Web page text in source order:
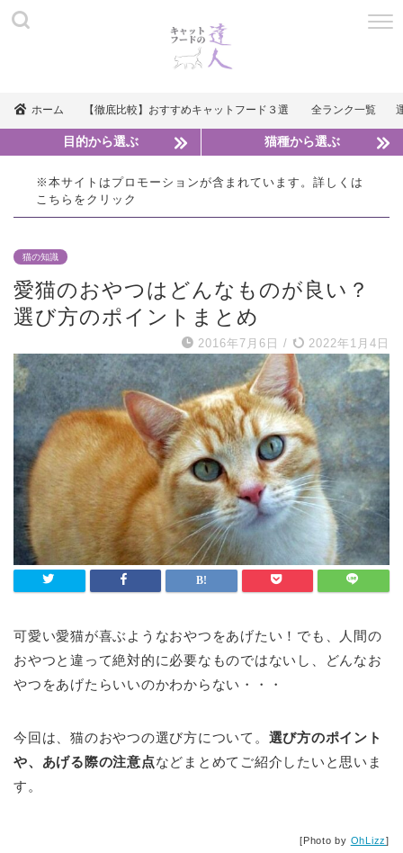
ホーム 【徹底比較】おすすめキャットフード３選 全ランク一覧
目的から選ぶ 猫種から選ぶ
※本サイトはプロモーションが含まれています。詳しくは
こちら をクリック
猫の知識
愛猫のおやつはどんなものが良い？
選び方のポイントまとめ
2016年7月6日 / 2022年1月4日
可愛い愛猫が喜ぶようなおやつをあげたい！でも、人間の
おやつと違って絶対的に必要なものではないし、どんなお
やつをあげたらいいのかわからない・・・
今回は、猫のおやつの選び方について。 選び方のポイント
や、あげる際の注意点などまとめてご紹介したいと思いま
す。
[Photo by OhLizz]